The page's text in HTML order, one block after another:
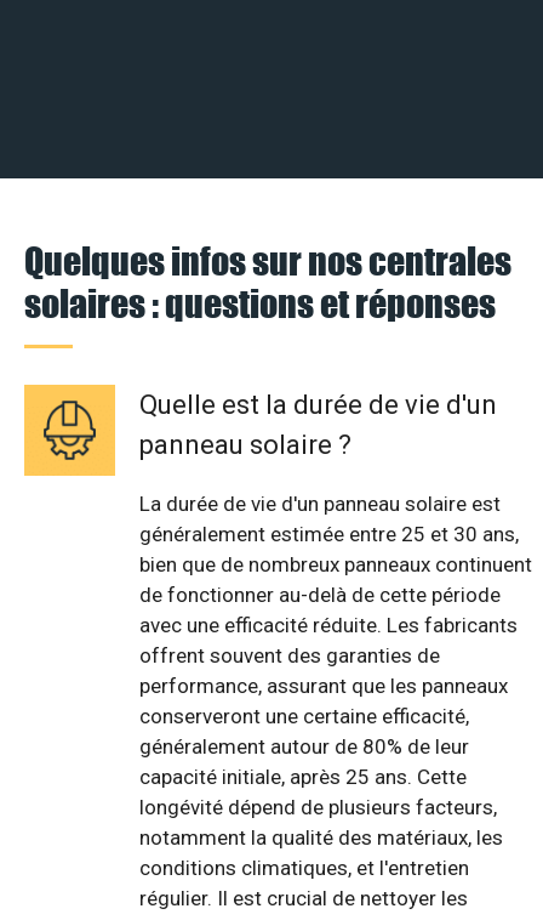
Quelques infos sur nos centrales
solaires : questions et réponses
Quelle est la durée de vie d'un
panneau solaire ?
La durée de vie d'un panneau solaire est
généralement estimée entre 25 et 30 ans,
bien que de nombreux panneaux continuent
de fonctionner au-delà de cette période
avec une efficacité réduite. Les fabricants
offrent souvent des garanties de
performance, assurant que les panneaux
conserveront une certaine efficacité,
généralement autour de 80% de leur
capacité initiale, après 25 ans. Cette
longévité dépend de plusieurs facteurs,
notamment la qualité des matériaux, les
conditions climatiques, et l'entretien
régulier. Il est crucial de nettoyer les